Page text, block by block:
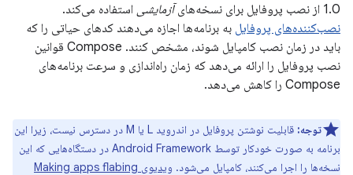
1.0 از نصب پروفایل برای نسخه‌های
آزمایشی استفاده می‌کند.
نصب‌کننده‌های پروفایل به برنامه‌ها اجازه می‌دهند کدهای حیاتی را که
باید در زمان نصب کامپایل شوند، مشخص کنند. Compose قوانین
نصب پروفایل را ارائه می‌دهد که زمان راه‌اندازی و سرعت برنامه‌های
Compose را کاهش می‌دهد.
توجه:
قابلیت نوشتن پروفایل در اندروید L یا M در دسترس نیست، زیرا این
برنامه به صورت خودکار توسط Android Framework در دستگاه‌هایی که این
نسخه‌ها را اجرا می‌کنند، کامپایل می‌شود.
ویدیوی Making apps flabing